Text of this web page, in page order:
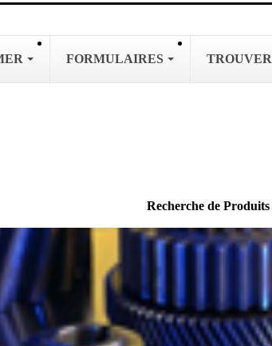
FORMULAIRES TROUVER
Recherche de Produits